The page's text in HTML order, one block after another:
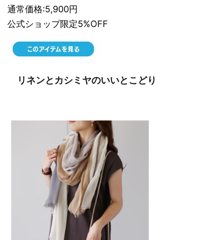
通常価格:5,900円
公式ショップ限定5%OFF
リネンとカシミヤのいいとこどり